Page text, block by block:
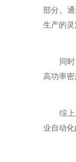
部分。
生产的
同时，
高功率
综上所
业自动